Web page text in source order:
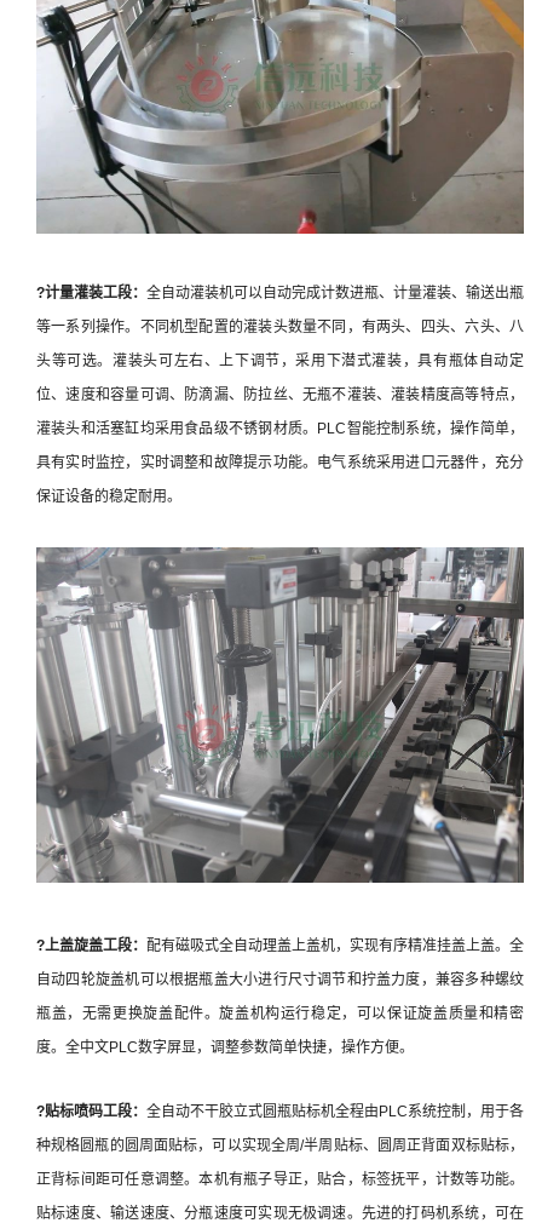
?计量灌装工段： 全自动灌装机可以自动完成计数进瓶、计量灌装、输送出瓶
等一系列操作。不同机型配置的灌装头数量不同，有两头、四头、六头、八
头等可选。灌装头可左右、上下调节，采用下潜式灌装，具有瓶体自动定
位、速度和容量可调、防滴漏、防拉丝、无瓶不灌装、灌装精度高等特点，
灌装头和活塞缸均采用食品级不锈钢材质。PLC智能控制系统，操作简单，
具有实时监控，实时调整和故障提示功能。电气系统采用进口元器件，充分
保证设备的稳定耐用。
?上盖旋盖工段： 配有磁吸式全自动理盖上盖机，实现有序精准挂盖上盖。全
自动四轮旋盖机可以根据瓶盖大小进行尺寸调节和拧盖力度，兼容多种螺纹
瓶盖，无需更换旋盖配件。旋盖机构运行稳定，可以保证旋盖质量和精密
度。全中文PLC数字屏显，调整参数简单快捷，操作方便。
?贴标喷码工段： 全自动不干胶立式圆瓶贴标机全程由PLC系统控制，用于各
种规格圆瓶的圆周面贴标，可以实现全周/半周贴标、圆周正背面双标贴标，
正背标间距可任意调整。本机有瓶子导正，贴合，标签抚平，计数等功能。
贴标速度、输送速度、分瓶速度可实现无极调速。先进的打码机系统，可在